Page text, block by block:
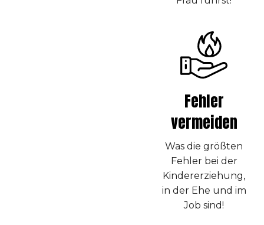
Fehler
vermeiden
Was die größten
Fehler bei der
Kindererziehung,
in der Ehe und im
Job sind!